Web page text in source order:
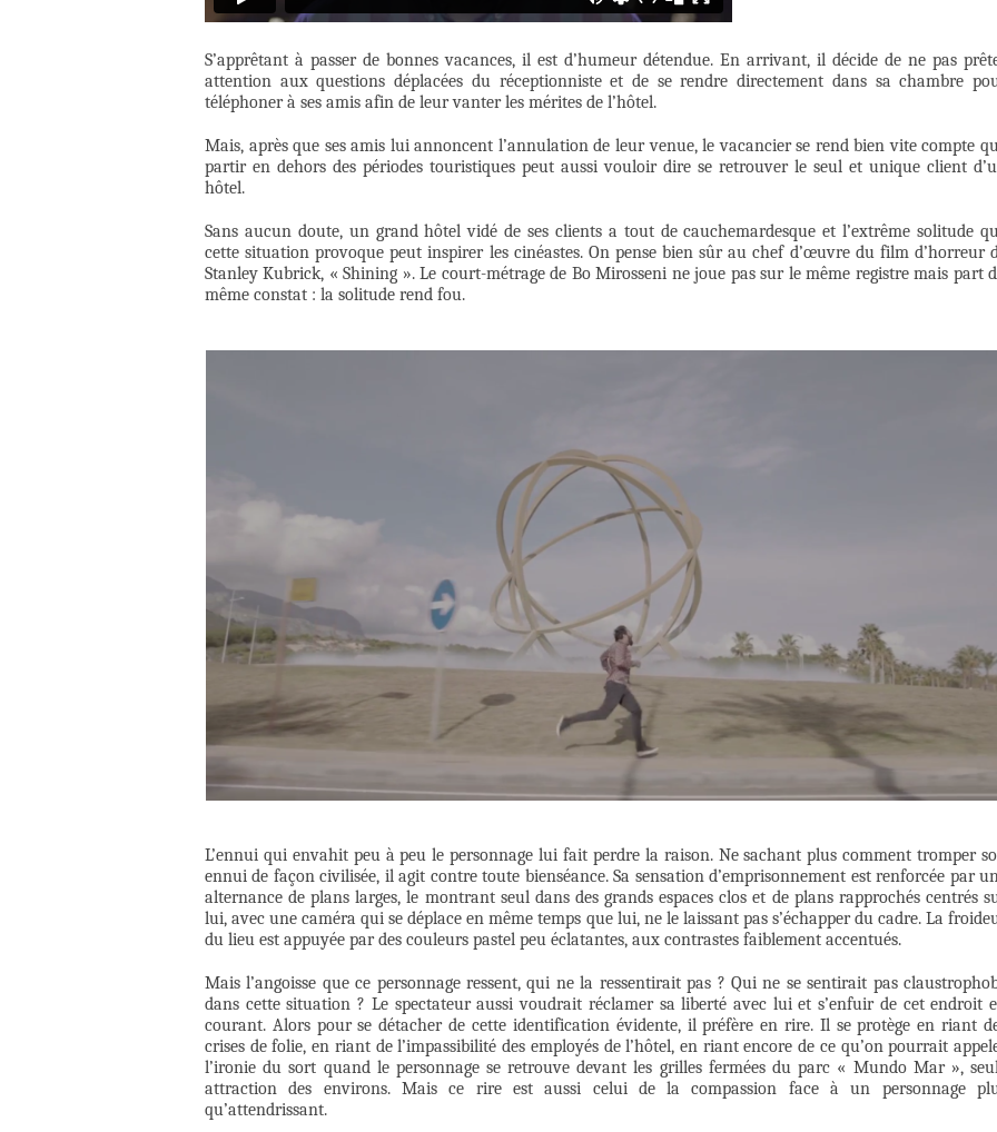
S’apprêtant à passer de bonnes vacances, il est d’humeur détendue. En arrivant, il décide de ne pas
attention aux questions déplacées du réceptionniste et de se rendre directement dans sa chambre
téléphoner à ses amis afin de leur vanter les mérites de l’hôtel.
Mais, après que ses amis lui annoncent l’annulation de leur venue, le vacancier se rend bien vite compte
partir en dehors des périodes touristiques peut aussi vouloir dire se retrouver le seul et unique client
hôtel.
Sans aucun doute, un grand hôtel vidé de ses clients a tout de cauchemardesque et l’extrême solitude
cette situation provoque peut inspirer les cinéastes. On pense bien sûr au chef d’œuvre du film d’horreur
Stanley Kubrick, « Shining ». Le court-métrage de Bo Mirosseni ne joue pas sur le même registre mais part
même constat : la solitude rend fou.
L’ennui qui envahit peu à peu le personnage lui fait perdre la raison. Ne sachant plus comment tromper
ennui de façon civilisée, il agit contre toute bienséance. Sa sensation d’emprisonnement est renforcée par
alternance de plans larges, le montrant seul dans des grands espaces clos et de plans rapprochés centrés
lui, avec une caméra qui se déplace en même temps que lui, ne le laissant pas s’échapper du cadre. La
du lieu est appuyée par des couleurs pastel peu éclatantes, aux contrastes faiblement accentués.
Mais l’angoisse que ce personnage ressent, qui ne la ressentirait pas ? Qui ne se sentirait pas
dans cette situation ? Le spectateur aussi voudrait réclamer sa liberté avec lui et s’enfuir de cet endroit
courant. Alors pour se détacher de cette identification évidente, il préfère en rire. Il se protège en riant
crises de folie, en riant de l’impassibilité des employés de l’hôtel, en riant encore de ce qu’on pourrait
l’ironie du sort quand le personnage se retrouve devant les grilles fermées du parc « Mundo Mar »,
attraction des environs. Mais ce rire est aussi celui de la compassion face à un personnage
qu’attendrissant.